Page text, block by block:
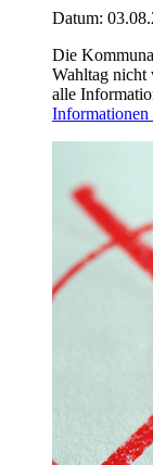
Datum:
Die
Wahltag nicht
alle